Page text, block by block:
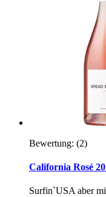
Bewertung: (2)
California Rosé
Surfin`USA aber